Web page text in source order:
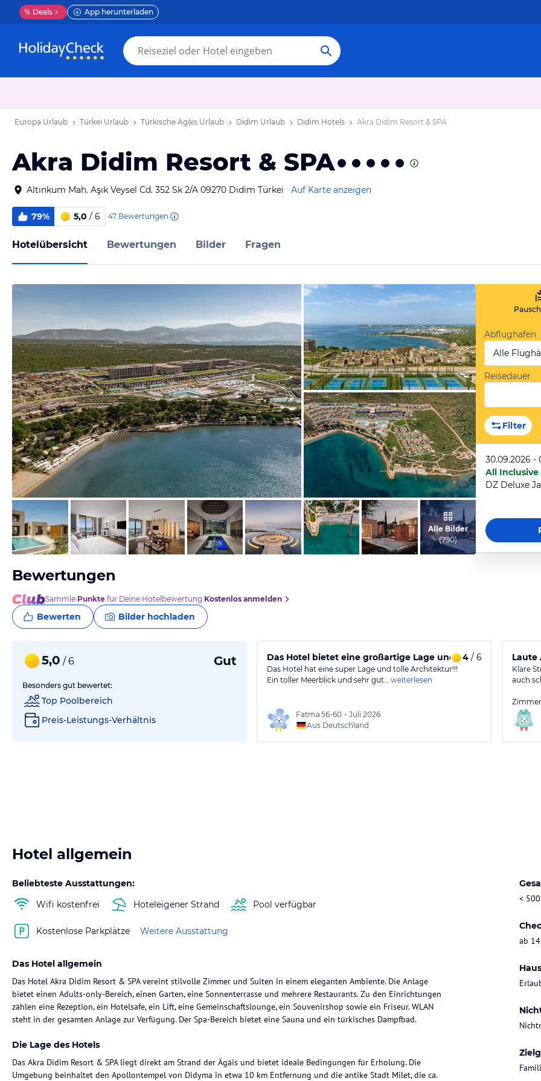
% Deals App herunterladen
Europa Urlaub Türkei Urlaub Türkische Ägäis Urlaub Didim Urlaub Didim Hotels Akra Didim Resort & SPA
Akra Didim Resort & SPA
Altınkum Mah. Aşık Veysel Cd. 352 Sk 2/A 09270 Didim Türkei Auf Karte anzeigen
79% 5,0 / 6 47 Bewertungen
Hotelübersicht Bewertungen Bilder Fragen
vom Hotelier, Juli 2026
vom Hotelier, Juli 2026
vom Hotelier, Juni 2026
Alle Bilder
(790)
Abflughafen
Alle
Reisedauer
Filter
30.09.2026 -
All Inclusive
DZ Deluxe
Bewertungen
Sammle Punkte für Deine Hotelbewertung.Kostenlos anmelden
Bewerten Bilder hochladen
5,0 / 6 Gut
Besonders gut bewertet:
Top Poolbereich
Preis-Leistungs-Verhältnis
Das Hotel bietet eine großartige Lage und schöne
4/ 6
Das Hotel hat eine super Lage und tolle Architektur!!!
Ein toller Meerblick und sehr gut… weiterlesen
Fatma 56-60 • Juli 2026
Aus Deutschland
Klare
auch
Hotel allgemein
Beliebteste Ausstattungen:
Wifi kostenfrei
Hoteleigener Strand Pool verfügbar
Kostenlose Parkplätze Weitere Ausstattung
< 500
ab
Das Hotel allgemein
Das Hotel Akra Didim Resort & SPA vereint stilvolle Zimmer und Suiten in einem eleganten Ambiente. Die Anlage
bietet einen Adults-only-Bereich, einen Garten, eine Sonnenterrasse und mehrere Restaurants. Zu den Einrichtungen
zählen eine Rezeption, ein Hotelsafe, ein Lift, eine Gemeinschaftslounge, ein Souvenirshop sowie ein Friseur. WLAN
steht in der gesamten Anlage zur Verfügung. Der Spa-Bereich bietet eine Sauna und ein türkisches Dampfbad.
Die Lage des Hotels
Das Akra Didim Resort & SPA liegt direkt am Strand der Ägäis und bietet ideale Bedingungen für Erholung. Die
Umgebung beinhaltet den Apollontempel von Didyma in etwa 10 km Entfernung und die antike Stadt Milet, die ca.